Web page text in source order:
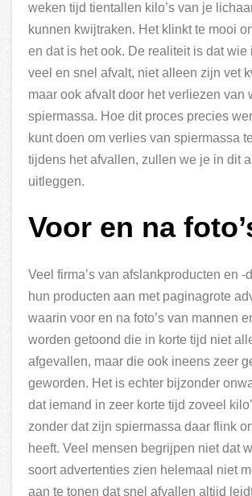
weken tijd tientallen kilo’s van je
kunnen kwijtraken. Het klinkt te mooi
en dat is het ook. De realiteit is dat wie
veel en snel afvalt, niet alleen zijn vet
maar ook afvalt door het verliezen van
spiermassa. Hoe dit proces precies
kunt doen om verlies van spiermassa
tijdens het afvallen, zullen we je in dit
uitleggen.
Voor en na
Veel firma’s van afslankproducten en -
hun producten aan met paginagrote
waarin voor en na foto’s van mannen
worden getoond die in korte tijd niet
afgevallen, maar die ook ineens zeer
geworden. Het is echter bijzonder
dat iemand in zeer korte tijd zoveel
zonder dat zijn spiermassa daar flink
heeft. Veel mensen begrijpen niet dat
soort advertenties zien helemaal niet
aan te tonen dat snel afvallen altijd